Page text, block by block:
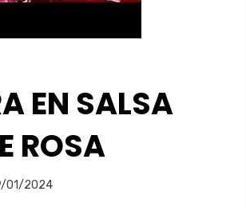
EN SALSA
ROSA
01/2024